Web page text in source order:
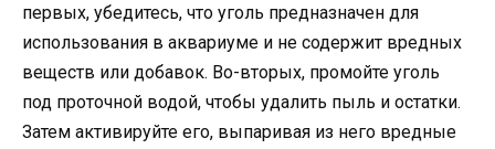
первых, убедитесь, что уголь предназначен для
использования в аквариуме и не содержит вредных
веществ или добавок. Во-вторых, промойте уголь
под проточной водой, чтобы удалить пыль и остатки.
Затем активируйте его, выпаривая из него вредные